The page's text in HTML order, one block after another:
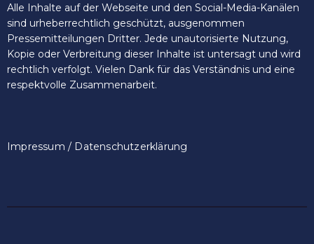
Alle Inhalte auf der Webseite und den Social-Media-Kanälen
sind urheberrechtlich geschützt, ausgenommen
Pressemitteilungen Dritter. Jede unautorisierte Nutzung,
Kopie oder Verbreitung dieser Inhalte ist untersagt und wird
rechtlich verfolgt. Vielen Dank für das Verständnis und eine
respektvolle Zusammenarbeit.
Impressum / Datenschutzerklärung